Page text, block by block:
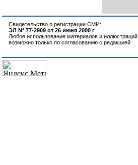
Свидетельство о регистрации СМИ:
ЭЛ N° 77-2909 от 26 июня 2000 г
Любое использование материалов и иллюстраций
возможно только по согласованию с редакцией